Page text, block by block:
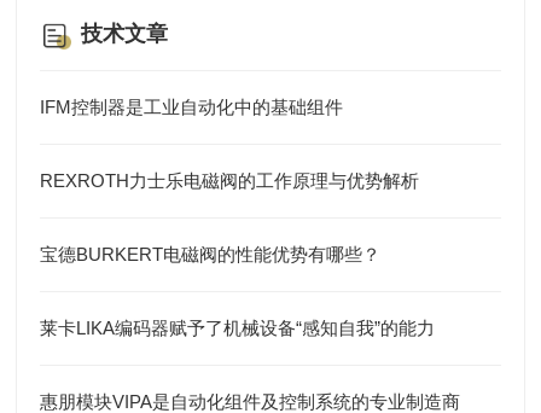
技术文章
IFM控制器是工业自动化中的基础组件
REXROTH力士乐电磁阀的工作原理与优势解析
宝德BURKERT电磁阀的性能优势有哪些？
莱卡LIKA编码器赋予了机械设备“感知自我”的能力
惠朋模块VIPA是自动化组件及控制系统的专业制造商